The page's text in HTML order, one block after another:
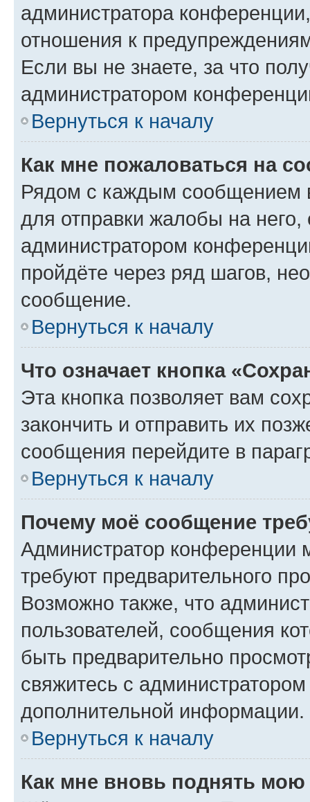
администратора
отношения к
Если вы не знаете, за что
администратором
Вернуться к началу
Как мне пожаловаться на
Рядом с каждым сообщением
для отправки жалобы на
администратором
пройдёте через ряд шагов,
сообщение.
Вернуться к началу
Что означает кнопка
Эта кнопка позволяет вам
закончить и отправить их
сообщения перейдите в
Вернуться к началу
Почему моё сообщение
Администратор конференции
требуют предварительного
Возможно также, что
пользователей, сообщения
быть предварительно
свяжитесь с
дополнительной информации.
Вернуться к началу
Как мне вновь поднять мою